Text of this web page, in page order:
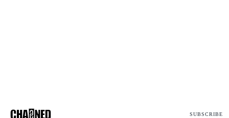
SUBSCRIBE